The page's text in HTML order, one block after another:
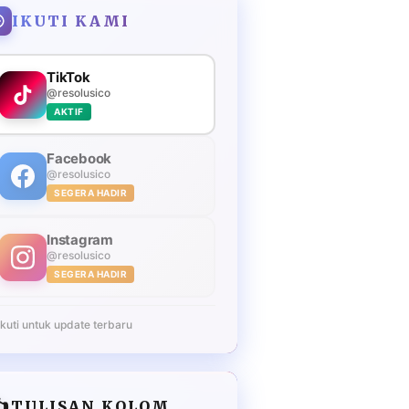
IKUTI KAMI
TikTok
@resolusico
AKTIF
Facebook
@resolusico
SEGERA HADIR
Instagram
@resolusico
SEGERA HADIR
untuk update terbaru